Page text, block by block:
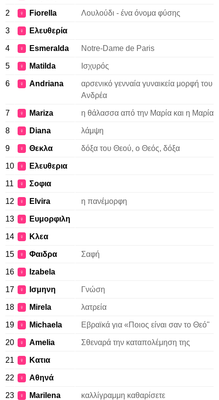
2 ♀ Fiorella Λουλούδι - ένα όνομα φύσης
3 ♀ Ελευθερία
4 ♀ Esmeralda Notre-Dame de Paris
5 ♀ Matilda Ισχυρός
6 ♀ Andriana
αρσενικό γενναία γυναικεία μορφή του
Ανδρέα
7 ♀ Mariza η θάλασσα από την Μαρία και η Μαρία
8 ♀ Diana λάμψη
9 ♀ Θεκλα δόξα του Θεού, ο Θεός, δόξα
10 ♀ Ελευθερια
11 ♀ Σοφια
12 ♀ Elvira η πανέμορφη
13 ♀ Ευμορφιλη
14 ♀ Κλεα
15 ♀ Φαιδρα Σαφή
16 ♀ Izabela
17 ♀ Ισμηνη Γνώση
18 ♀ Mirela λατρεία
19 ♀ Michaela Εβραϊκά για «Ποιος είναι σαν το Θεό"
20 ♀ Amelia Σθεναρά την καταπολέμηση της
21 ♀ Κατια
22 ♀ Αθηνά
23 ♀ Marilena καλλίγραμμη καθαρίσετε